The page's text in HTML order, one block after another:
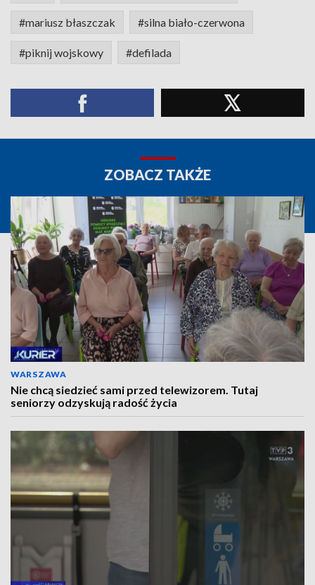
#mariusz błaszczak #silna biało-czerwona
#piknij wojskowy #defilada
ZOBACZ TAKŻE
WARSZAWA
Nie chcą siedzieć sami przed telewizorem. Tutaj
seniorzy odzyskują radość życia